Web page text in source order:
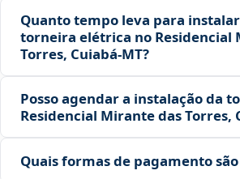
Quanto tempo leva para
torneira elétrica no Residencial
Torres, Cuiabá‑MT?
Posso agendar a instalação da
Residencial Mirante das Torres,
Quais formas de pagamento